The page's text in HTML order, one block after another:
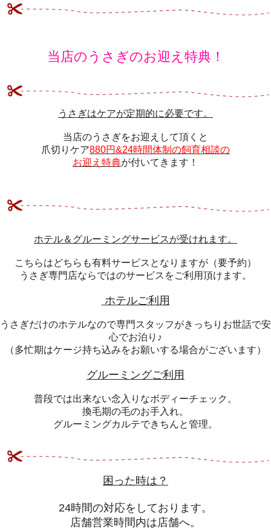
当店のうさぎのお迎え特典！
うさぎはケアが定期的に必要です。
当店のうさぎをお迎えして頂くと
爪切りケア880円&24時間体制の飼育相談の
お迎え特典が付いてきます！
ホテル＆グルーミングサービスが受けれます。
こちらはどちらも有料サービスとなりますが（要予約）
うさぎ専門店ならではのサービスをご利用頂けます。
ホテルご利用
うさぎだけのホテルなので専門スタッフがきっちりお世話で安
心でお泊り♪
（多忙期はケージ持ち込みをお願いする場合がございます）
グルーミングご利用
普段では出来ない念入りなボディーチェック。
換毛期の毛のお手入れ。
グルーミングカルテできちんと管理。
困った時は？
24時間の対応をしております。
店舗営業時間内は店舗へ。